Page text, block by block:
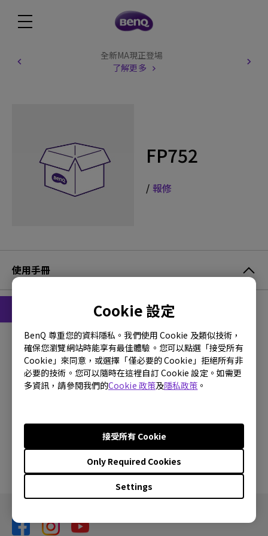
Cookie 設定
BenQ 尊重您的資料隱私。我們使用 Cookie 及類似技術，
確保您瀏覽網站時能享有最佳體驗。您可以點選「接受所有
Cookie」來同意，或選擇「僅必要的 Cookie」拒絕所有非
必要的技術。您可以隨時在這裡自訂 Cookie 設定。如需更
多資訊，請參閱我們的Cookie 政策及隱私政策 。
Settings
Only Required Cookies
接受所有 Cookie
全新MA現正登場
了解更多
FP752
/ 報修
使用手冊
使用手冊
安全警告通知
更新:2021/01/05
語言:Traditional Chinese
預覽